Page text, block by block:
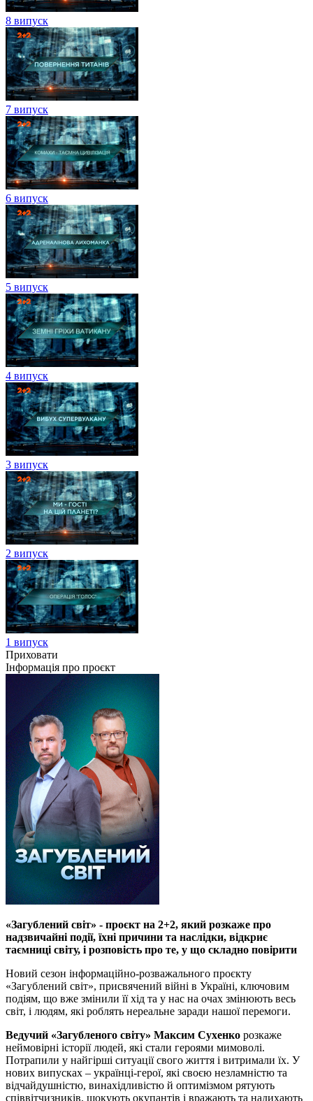
8 випуск
7 випуск
6 випуск
5 випуск
4 випуск
3 випуск
2 випуск
1 випуск
Приховати
Інформація про проєкт
«Загублений світ» - проєкт на 2+2, який розкаже про
надзвичайні події, їхні причини та наслідки, відкриє
таємниці світу, і розповість про те, у що складно повірити
Новий сезон інформаційно-розважального проєкту
«Загублений світ», присвячений війні в Україні, ключовим
подіям, що вже змінили її хід та у нас на очах змінюють весь
світ, і людям, які роблять нереальне заради нашої перемоги.
Ведучий «Загубленого світу» Максим Сухенко розкаже
неймовірні історії людей, які стали героями мимоволі.
Потрапили у найгірші ситуації свого життя і витримали їх. У
нових випусках – українці-герої, які своєю незламністю та
відчайдушністю, винахідливістю й оптимізмом рятують
співвітчизників, шокують окупантів і вражають та надихають